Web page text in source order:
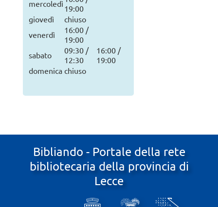
mercoledì 19:00
giovedì
chiuso
venerdì
16:00 /
19:00
sabato
09:30 /
12:30
16:00 /
19:00
domenica chiuso
Bibliando - Portale della rete
bibliotecaria della provincia di
Lecce